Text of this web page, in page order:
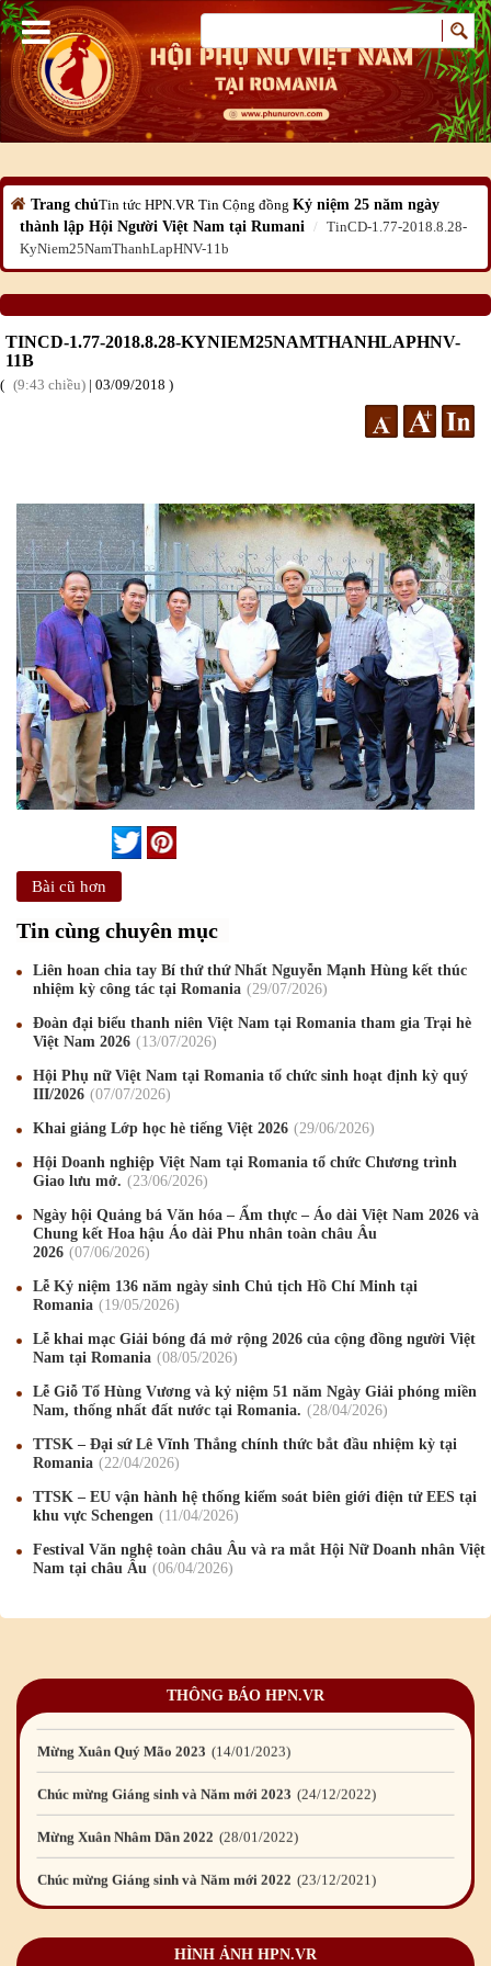
Trang chủTin tức HPN.VR Tin Cộng đồng Kỷ niệm 25 năm ngày
thành lập Hội Người Việt Nam tại Rumani
TinCD-1.77-2018.8.28-
KyNiem25NamThanhLapHNV-11b
TINCD-1.77-2018.8.28-KYNIEM25NAMTHANHLAPHNV-
11B
9:43 chiều | 03/09/2018
Bài cũ hơn
Tin cùng chuyên mục
Liên hoan chia tay Bí thứ thứ Nhất Nguyễn Mạnh Hùng kết thúc
nhiệm kỳ công tác tại Romania
29/07/2026
Đoàn đại biểu thanh niên Việt Nam tại Romania tham gia Trại hè
Việt Nam 2026
13/07/2026
Hội Phụ nữ Việt Nam tại Romania tổ chức sinh hoạt định kỳ quý
III/2026
07/07/2026
Khai giảng Lớp học hè tiếng Việt 2026 29/06/2026
Hội Doanh nghiệp Việt Nam tại Romania tổ chức Chương trình
Giao lưu mở.
23/06/2026
Ngày hội Quảng bá Văn hóa – Ẩm thực – Áo dài Việt Nam 2026 và
Chung kết Hoa hậu Áo dài Phu nhân toàn châu Âu
2026
07/06/2026
Lễ Kỷ niệm 136 năm ngày sinh Chủ tịch Hồ Chí Minh tại
Romania
19/05/2026
Lễ khai mạc Giải bóng đá mở rộng 2026 của cộng đồng người Việt
Nam tại Romania
08/05/2026
Lễ Giỗ Tổ Hùng Vương và kỷ niệm 51 năm Ngày Giải phóng miền
Nam, thống nhất đất nước tại Romania.
28/04/2026
TTSK – Đại sứ Lê Vĩnh Thắng chính thức bắt đầu nhiệm kỳ tại
Romania
22/04/2026
TTSK – EU vận hành hệ thống kiểm soát biên giới điện tử EES tại
khu vực Schengen
11/04/2026
Festival Văn nghệ toàn châu Âu và ra mắt Hội Nữ Doanh nhân Việt
Nam tại châu Âu
06/04/2026
THÔNG BÁO HPN.VR
Mừng Xuân Canh Tý 2020 22/01
Chúc mừng Giáng sinh và Năm mới 2020 24/12/2019
Mừng Xuân Kỷ Hợi 2019 03/02 /2019
Chúc mừng Giáng sinh và Năm mới 2019 22 /12 /2018
Chúc mừng Giáng sinh và Năm mới 2026
Chúc mừng Giáng sinh và Năm mới 2025 24/12/2024
Chúc mừng Giáng sinh và Năm mới 2024 21/12
Mừng Xuân Quý Mão 2023 14 /01 /2023
Chúc mừng Giáng sinh và Năm mới 2023 24 /12 /2022
Mừng Xuân Nhâm Dần 2022 28 /01 /2022
Chúc mừng Giáng sinh và Năm mới 2022 23 /12 /2021
Chúc mừng Giáng sinh và Năm mới 2021 15/12
HÌNH ẢNH HPN.VR